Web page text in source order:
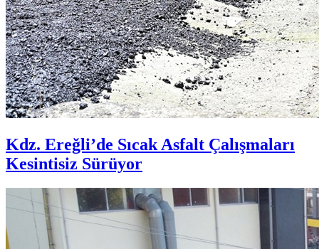
Kdz. Ereğli’de Sıcak Asfalt Çalışmaları
Kesintisiz Sürüyor